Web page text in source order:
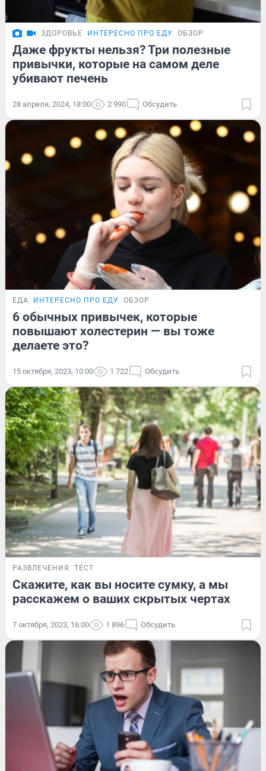
ЗДОРОВЬЕ ИНТЕРЕСНО ПРО ЕДУ ОБЗОР
Даже фрукты нельзя? Три полезные
привычки, которые на самом деле
убивают печень
28 апреля, 2024, 18:00 2 990 Обсудить
ЕДА ИНТЕРЕСНО ПРО ЕДУ ОБЗОР
6 обычных привычек, которые
повышают холестерин — вы тоже
делаете это?
15 октября, 2023, 10:00 1 722 Обсудить
РАЗВЛЕЧЕНИЯ ТЕСТ
Скажите, как вы носите сумку, а мы
расскажем о ваших скрытых чертах
7 октября, 2023, 16:00 1 896 Обсудить